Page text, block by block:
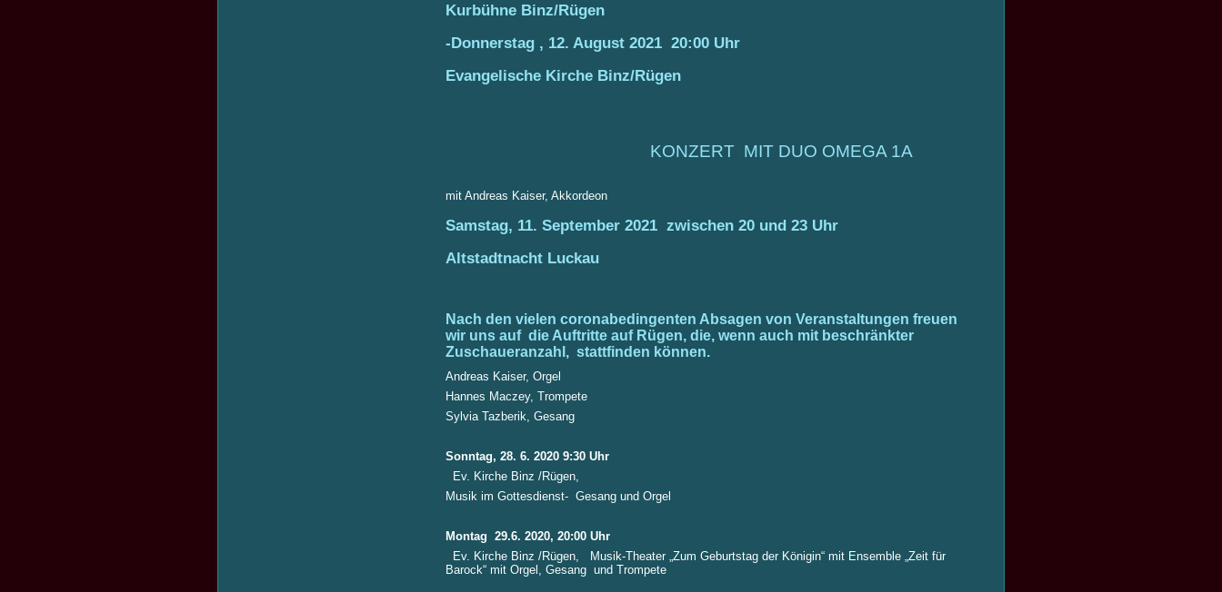
Kurbühne Binz/Rügen
-Donnerstag , 12. August 2021 20:00 Uhr
Evangelische Kirche Binz/Rügen
KONZERT MIT DUO OMEGA 1A
mit Andreas Kaiser, Akkordeon
Samstag, 11. September 2021 zwischen 20 und 23 Uhr
Altstadtnacht Luckau
Nach den vielen coronabedingenten Absagen von Veranstaltungen freuen
wir uns auf die Auftritte auf Rügen, die, wenn auch mit beschränkter
Zuschaueranzahl, stattfinden können.
Andreas Kaiser, Orgel
Hannes Maczey, Trompete
Sylvia Tazberik, Gesang
Sonntag, 28. 6. 2020 9:30 Uhr
Ev. Kirche Binz /Rügen,
Musik im Gottesdienst- Gesang und Orgel
Montag 29.6. 2020, 20:00 Uhr
Ev. Kirche Binz /Rügen, Musik-Theater „Zum Geburtstag der Königin“ mit Ensemble „Zeit für
Barock“ mit Orgel, Gesang und Trompete